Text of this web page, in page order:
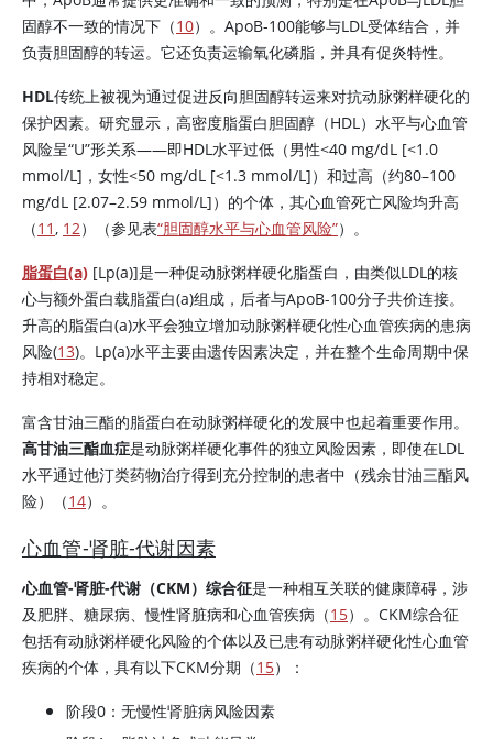
固醇不一致的情况下（10）。ApoB-100能够与LDL受体结合，并
负责胆固醇的转运。它还负责运输氧化磷脂，并具有促炎特性。
HDL传统上被视为通过促进反向胆固醇转运来对抗动脉粥样硬化的
保护因素。研究显示，高密度脂蛋白胆固醇（HDL）水平与心血管
风险呈“U”形关系——即HDL水平过低（男性<40 mg/dL [<1.0
mmol/L]，女性<50 mg/dL [<1.3 mmol/L]）和过高（约80–100
mg/dL [2.07–2.59 mmol/L]）的个体，其心血管死亡风险均升高
（11 , 12）（参见表“胆固醇水平与心血管风险”）。
脂蛋白(a) [Lp(a)]是一种促动脉粥样硬化脂蛋白，由类似LDL的核
心与额外蛋白载脂蛋白(a)组成，后者与ApoB-100分子共价连接。
升高的脂蛋白(a)水平会独立增加动脉粥样硬化性心血管疾病的患病
风险(13)。Lp(a)水平主要由遗传因素决定，并在整个生命周期中保
持相对稳定。
富含甘油三酯的脂蛋白在动脉粥样硬化的发展中也起着重要作用。
高甘油三酯血症是动脉粥样硬化事件的独立风险因素，即使在LDL
水平通过他汀类药物治疗得到充分控制的患者中（残余甘油三酯风
险）（14）。
心血管-肾脏-代谢因素
心血管-肾脏-代谢（CKM）综合征是一种相互关联的健康障碍，涉
及肥胖、糖尿病、慢性肾脏病和心血管疾病（15）。CKM综合征
包括有动脉粥样硬化风险的个体以及已患有动脉粥样硬化性心血管
疾病的个体，具有以下CKM分期（15）：
阶段0：无慢性肾脏病风险因素